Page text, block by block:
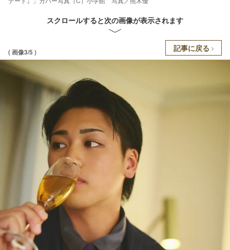
スクロールすると次の画像が表示されます
( 画像3/5 ) 記事に戻る